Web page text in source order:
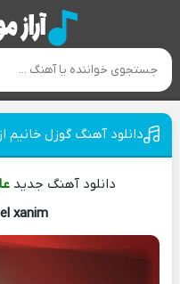
دانلود آهنگ گوزل خانیم
دانلود آهنگ جدید
xanim